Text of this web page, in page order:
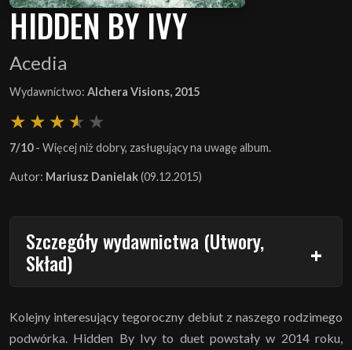
HIDDEN BY IVY
Acedia
Wydawnictwo: Alchera Visions, 2015
7/10- Więcej niż dobry, zasługujący na uwagę album.
Autor: Mariusz Danielak(09.12.2015)
Szczegóły wydawnictwa (Utwory,
Skład)
Kolejny interesujący tegoroczny debiut z naszego rodzimego
podwórka. Hidden By Ivy to duet powstały w 2014 roku,